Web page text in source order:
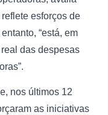
esforços de
“está, em
das despesas
nos últimos 12
as iniciativas